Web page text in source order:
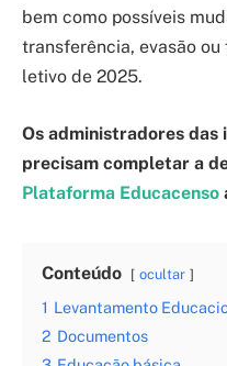
bem como possíveis
transferência, evasão
letivo de 2025.
Os administradores das
precisam completar a
Plataforma Educacenso
Conteúdo ocultar
1 Levantamento
2 Documentos